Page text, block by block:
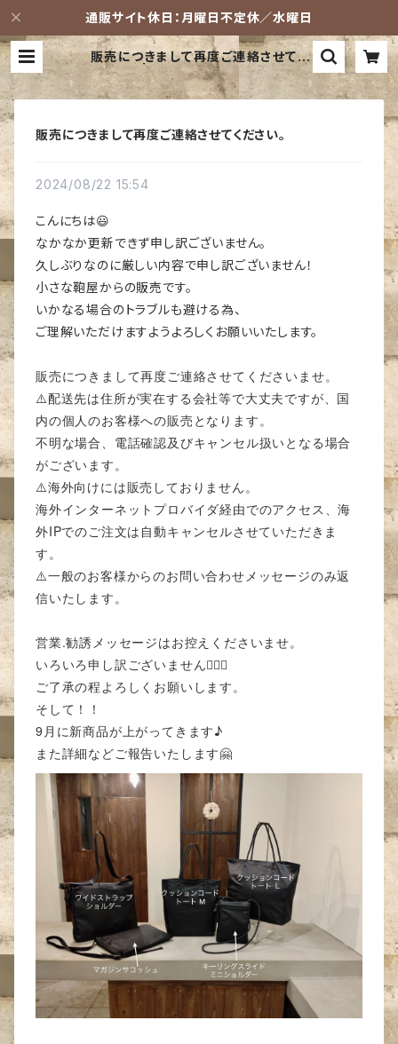
通販サイト休日：月曜日不定休／水曜日
販売につきまして再度ご連絡させてく
ださい。 | -LESS (レス) 革鞄ショッ
プ
販売につきまして再度ご連絡させてください。
2024/08/22 15:54
こんにちは😃
なかなか更新できず申し訳ございません。
久しぶりなのに厳しい内容で申し訳ございません！
小さな鞄屋からの販売です。
いかなる場合のトラブルも避ける為、
ご理解いただけますようよろしくお願いいたします。
販売につきまして再度ご連絡させてくださいませ。
⚠️配送先は住所が実在する会社等で大丈夫ですが、国
内の個人のお客様への販売となります。
不明な場合、電話確認及びキャンセル扱いとなる場合
がございます。
⚠️海外向けには販売しておりません。
海外インターネットプロバイダ経由でのアクセス、海
外IPでのご注文は自動キャンセルさせていただきま
す。
⚠️一般のお客様からのお問い合わせメッセージのみ返
信いたします。
営業.勧誘メッセージはお控えくださいませ。
いろいろ申し訳ございません🙇🏽‍♂️
ご了承の程よろしくお願いします。
そして！！
9月に新商品が上がってきます♪
また詳細などご報告いたします🤗